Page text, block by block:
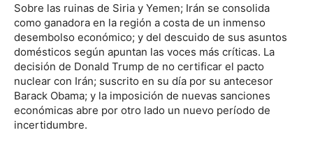
Sobre las ruinas de Siria y Yemen; Irán se consolida
como ganadora en la región a costa de un inmenso
desembolso económico; y del descuido de sus asuntos
domésticos según apuntan las voces más críticas. La
decisión de Donald Trump de no certificar el pacto
nuclear con Irán; suscrito en su día por su antecesor
Barack Obama; y la imposición de nuevas sanciones
económicas abre por otro lado un nuevo período de
incertidumbre.